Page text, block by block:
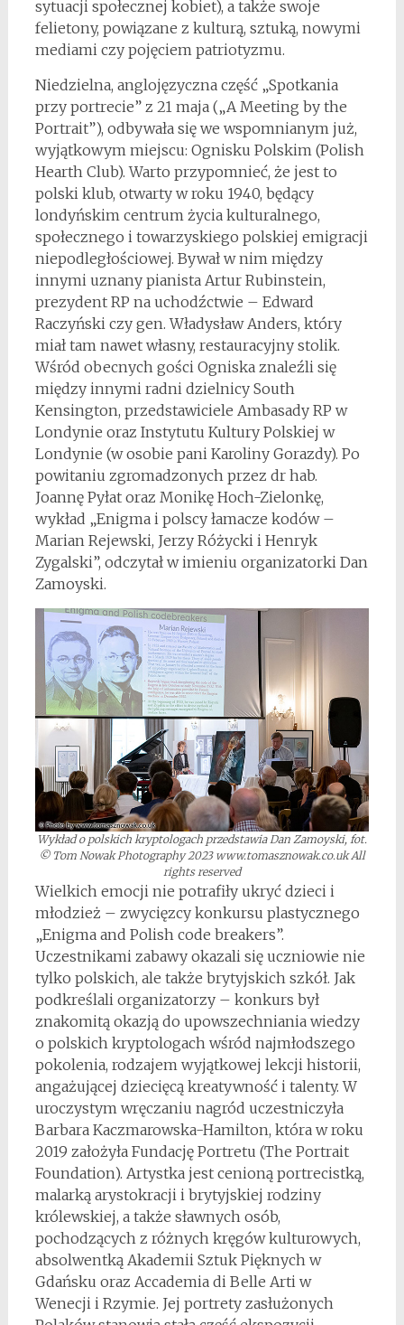
sytuacji społecznej kobiet), a także swoje
felietony, powiązane z kulturą, sztuką, nowymi
mediami czy pojęciem patriotyzmu.
Niedzielna, anglojęzyczna część „Spotkania
przy portrecie” z 21 maja („A Meeting by the
Portrait”), odbywała się we wspomnianym już,
wyjątkowym miejscu: Ognisku Polskim (Polish
Hearth Club). Warto przypomnieć, że jest to
polski klub, otwarty w roku 1940, będący
londyńskim centrum życia kulturalnego,
społecznego i towarzyskiego polskiej emigracji
niepodległościowej. Bywał w nim między
innymi uznany pianista Artur Rubinstein,
prezydent RP na uchodźctwie – Edward
Raczyński czy gen. Władysław Anders, który
miał tam nawet własny, restauracyjny stolik.
Wśród obecnych gości Ogniska znaleźli się
między innymi radni dzielnicy South
Kensington, przedstawiciele Ambasady RP w
Londynie oraz Instytutu Kultury Polskiej w
Londynie (w osobie pani Karoliny Gorazdy). Po
powitaniu zgromadzonych przez dr hab.
Joannę Pyłat oraz Monikę Hoch-Zielonkę,
wykład „Enigma i polscy łamacze kodów –
Marian Rejewski, Jerzy Różycki i Henryk
Zygalski”, odczytał w imieniu organizatorki Dan
Zamoyski.
Wykład o polskich kryptologach przedstawia Dan Zamoyski, fot.
© Tom Nowak Photography 2023 www.tomasznowak.co.uk All
rights reserved
Wielkich emocji nie potrafiły ukryć dzieci i
młodzież – zwycięzcy konkursu plastycznego
„Enigma and Polish code breakers”.
Uczestnikami zabawy okazali się uczniowie nie
tylko polskich, ale także brytyjskich szkół. Jak
podkreślali organizatorzy – konkurs był
znakomitą okazją do upowszechniania wiedzy
o polskich kryptologach wśród najmłodszego
pokolenia, rodzajem wyjątkowej lekcji historii,
angażującej dziecięcą kreatywność i talenty. W
uroczystym wręczaniu nagród uczestniczyła
Barbara Kaczmarowska-Hamilton, która w roku
2019 założyła Fundację Portretu (The Portrait
Foundation). Artystka jest cenioną portrecistką,
malarką arystokracji i brytyjskiej rodziny
królewskiej, a także sławnych osób,
pochodzących z różnych kręgów kulturowych,
absolwentką Akademii Sztuk Pięknych w
Gdańsku oraz Accademia di Belle Arti w
Wenecji i Rzymie. Jej portrety zasłużonych